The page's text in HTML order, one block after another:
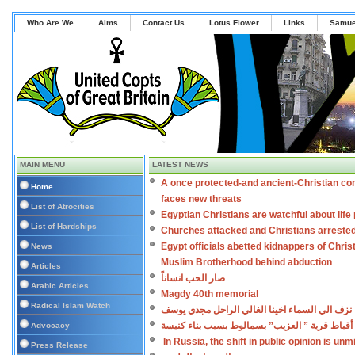
Who Are We Aims Contact Us Lotus Flower Links
MAIN MENU
Home
List of Atrocities
List of Hardships
News
Articles
Arabic Articles
Radical Islam Watch
Advocacy
Press Release
LATEST NEWS
A once protected-and ancient-Christian
faces new threats
Egyptian Christians are watchful about life
Churches attacked and Christians
Egypt officials abetted kidnappers of
Muslim Brotherhood behind abduction
صار الحب انساناً
Magdy 40th memorial
نزف الي السماء اخينا الغالي الراحل مجدي يوسف
أقباط قرية ” العزيب” بسمالوط بسبب بناء كنيسة
In Russia, the shift in public opinion is